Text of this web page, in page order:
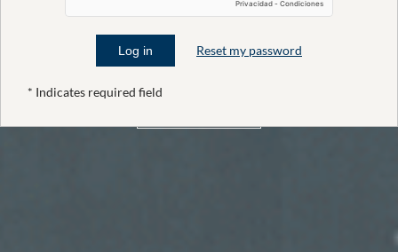
PARA PARTNERS
Reset my password
* Indicates required field